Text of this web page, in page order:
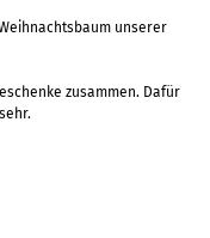
unserer
zusammen. Dafür